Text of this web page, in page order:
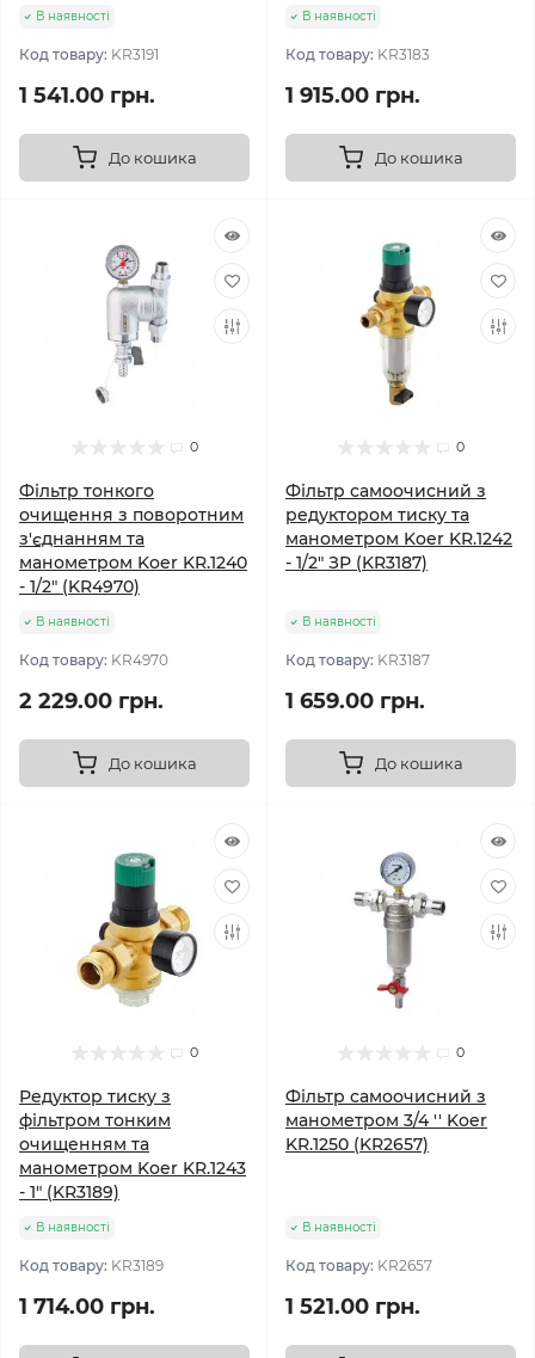
В наявності
Код товару: KR3191
1 541.00 грн.
До кошика
В наявності
Код товару: KR3183
1 915.00 грн.
До кошика
0
Фільтр тонкого
очищення з поворотним
з'єднанням та
манометром Koer KR.1240
- 1/2" (KR4970)
В наявності
Код товару: KR4970
2 229.00 грн.
До кошика
0
Фільтр самоочисний з
редуктором тиску та
манометром Koer KR.1242
- 1/2" ЗР (KR3187)
В наявності
Код товару: KR3187
1 659.00 грн.
До кошика
0
Редуктор тиску з
фільтром тонким
очищенням та
манометром Koer KR.1243
- 1" (KR3189)
В наявності
Код товару: KR3189
1 714.00 грн.
0
Фільтр самоочисний з
манометром 3/4 '' Koer
KR.1250 (KR2657)
В наявності
Код товару: KR2657
1 521.00 грн.